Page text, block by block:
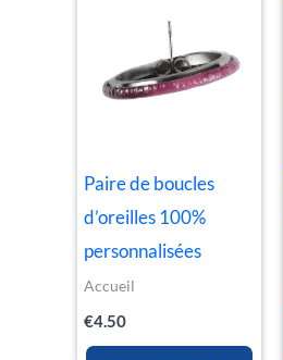
Paire de boucles
d’oreilles 100%
personnalisées
Accueil
€4.50